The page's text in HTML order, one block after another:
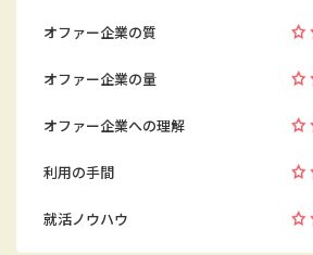
オファー企業の質
オファー企業の量
オファー企業への理解
利用の手間
就活ノウハウ